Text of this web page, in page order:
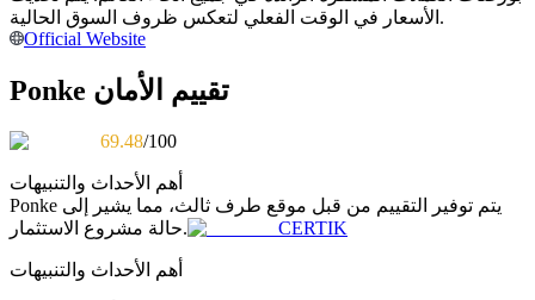
استمتع بتقاسم الأرباح وعمولات نسخ التداول
معلومة
الأسعار في الوقت الفعلي لتعكس ظروف السوق الحالية.
Official Website
Ponke تقييم الأمان
69.48/100
أهم الأحداث والتنبيهات
Ponke يتم توفير التقييم من قبل موقع طرف ثالث، مما يشير إلى
حالة مشروع الاستثمار.
CERTIK
أهم الأحداث والتنبيهات